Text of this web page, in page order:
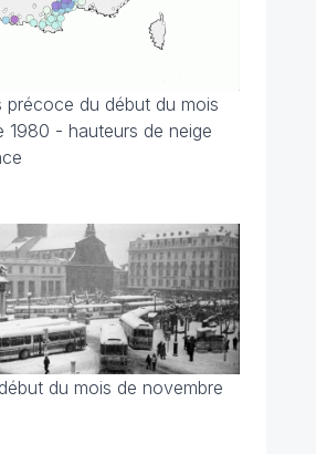
précoce du début du mois
1980 - hauteurs de neige
du mois de novembre